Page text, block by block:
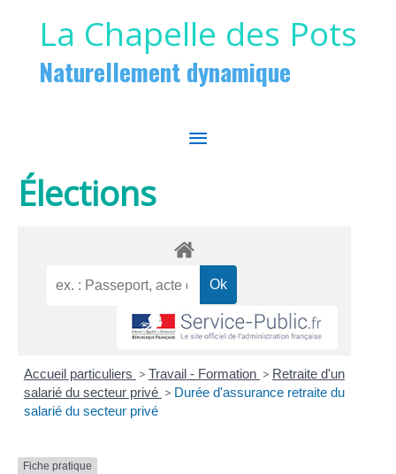
La Chapelle des Pots
Naturellement dynamique
MENU
Élections
Accueil particuliers > Travail - Formation > Retraite d'un
salarié du secteur privé > Durée d'assurance retraite du
salarié du secteur privé
Fiche pratique